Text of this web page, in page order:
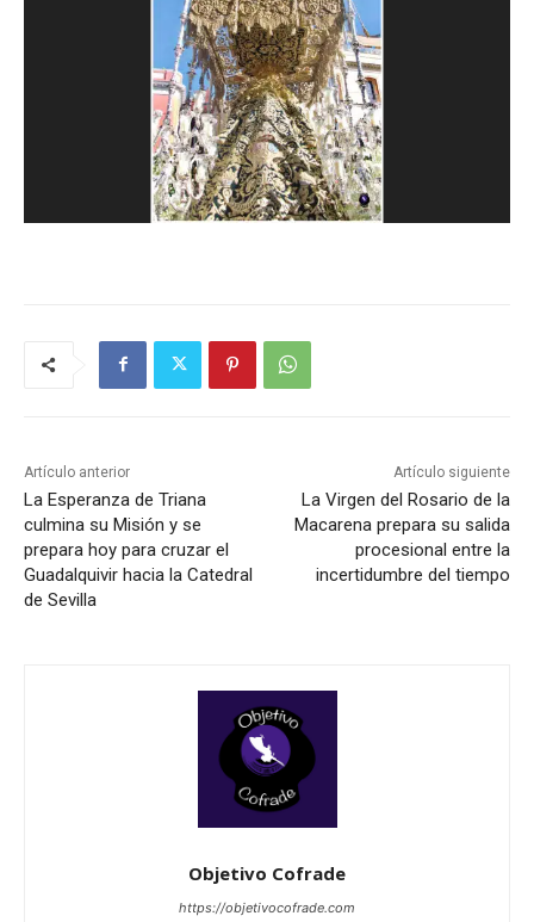
Artículo anterior
La Esperanza de Triana
culmina su Misión y se
prepara hoy para cruzar el
Guadalquivir hacia la Catedral
de Sevilla
Artículo siguiente
La Virgen del Rosario de la
Macarena prepara su salida
procesional entre la
incertidumbre del tiempo
Objetivo Cofrade
https://objetivocofrade.com